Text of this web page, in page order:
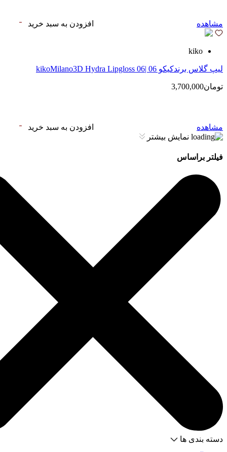
مشاهده افزودن به سبد خرید
kiko
لیپ گلاس‌ برندکیکو 06 |kikoMilano3D Hydra Lipgloss 06
تومان3,700,000
مشاهده
افزودن به سبد خرید
نمایش بیشتر
فیلتر براساس
دسته بندی ها